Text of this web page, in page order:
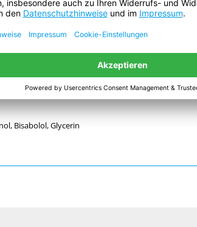
88 % der Teilnehmer
rissige Haut an den Füßen
Bisabolol, Glycerin